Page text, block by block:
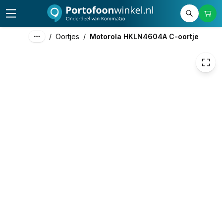
/ Oortjes / Motorola HKLN4604A C-oortje
33,80 excl. btw
40,90 incl. btw